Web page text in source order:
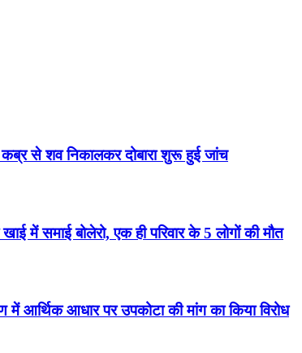
से शव निकालकर दोबारा शुरू हुई जांच
समाई बोलेरो, एक ही परिवार के 5 लोगों की मौत
आर्थिक आधार पर उपकोटा की मांग का किया विरोध